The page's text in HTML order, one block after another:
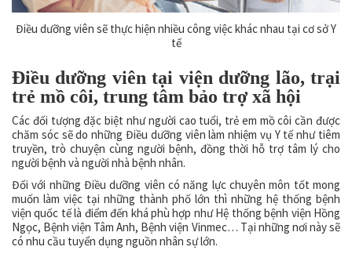
Điều dưỡng viên sẽ thực hiện nhiều công việc khác nhau tại cơ sở Y
tế
Điều dưỡng viên tại viện dưỡng lão, trại
trẻ mồ côi, trung tâm bảo trợ xã hội
Các đối tượng đặc biệt như người cao tuổi, trẻ em mồ côi cần được
chăm sóc sẽ do những Điều dưỡng viên làm nhiệm vụ Y tế như tiêm
truyền, trò chuyện cùng người bệnh, đồng thời hỗ trợ tâm lý cho
người bệnh và người nhà bệnh nhân.
Đối với những Điều dưỡng viên có năng lực chuyên môn tốt mong
muốn làm việc tại những thành phố lớn thì những hệ thống bệnh
viện quốc tế là điểm đến khá phù hợp như Hệ thống bệnh viện Hồng
Ngọc, Bệnh viện Tâm Anh, Bệnh viện Vinmec… Tại những nơi này sẽ
có nhu cầu tuyển dụng nguồn nhân sự lớn.